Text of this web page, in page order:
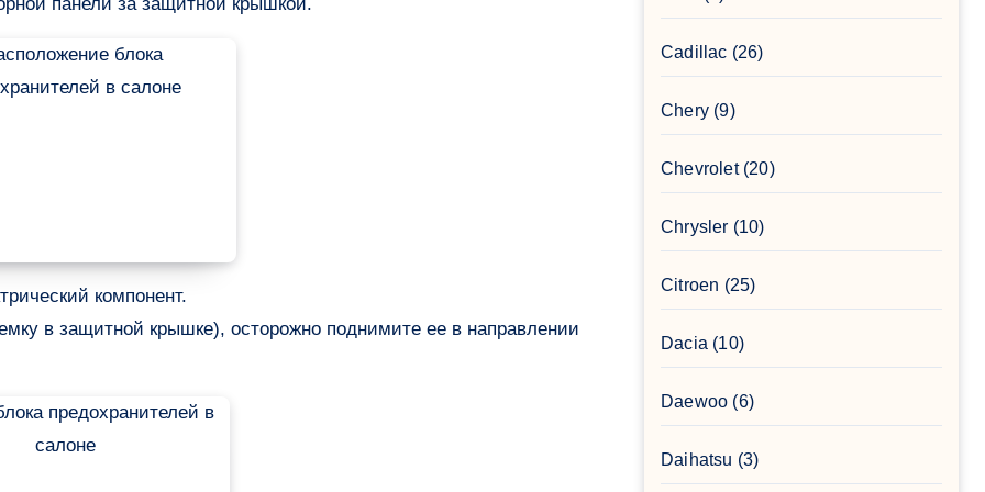
компонент.
в защитной крышке), осторожно поднимите ее в направлении
Cadillac (26)
Chery (9)
Chevrolet(20)
Chrysler (10)
Citroen (25)
Dacia (10)
Daewoo (6)
Daihatsu (3)